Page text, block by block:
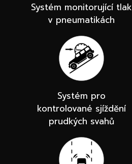
Systém monitorující tlak
v pneumatikách
Systém pro
kontrolované sjíždění
prudkých svahů